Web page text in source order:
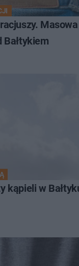
Bałtykiem
kąpieli w